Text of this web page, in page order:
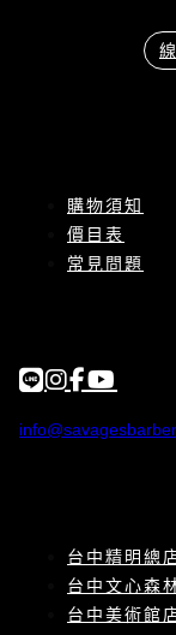
購物須知
價目表
常見問題
台中精明總
台中文心森
台中美術館